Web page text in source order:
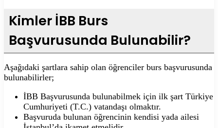
Kimler İBB Burs
Başvurusunda Bulunabilir?
Aşağıdaki şartlara sahip olan öğrenciler burs başvurusunda
bulunabilirler;
İBB Başvurusunda bulunabilmek için ilk şart Türkiye
Cumhuriyeti (T.C.) vatandaşı olmaktır.
Başvuruda bulunan öğrencinin kendisi yada ailesi